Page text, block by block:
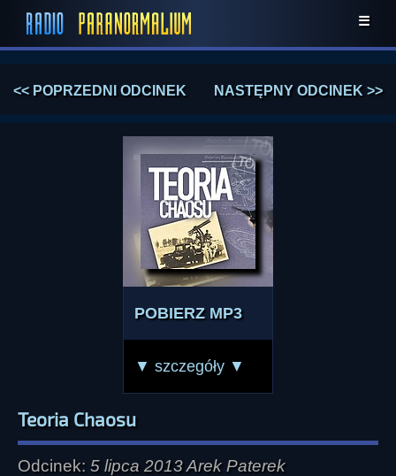
☰
<< POPRZEDNI ODCINEK NASTĘPNY ODCINEK >>
POBIERZ MP3
▼ szczegóły ▼
Teoria Chaosu
Odcinek: 5 lipca 2013 Arek Paterek